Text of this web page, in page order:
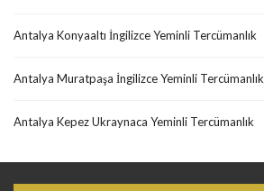
Antalya Konyaaltı İngilizce Yeminli Tercümanlık
Antalya Muratpaşa İngilizce Yeminli Tercümanlık
Antalya Kepez Ukraynaca Yeminli Tercümanlık